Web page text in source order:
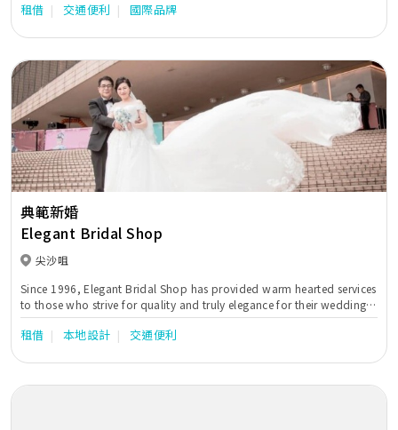
租借 交通便利 國際品牌
典範新婚
Elegant Bridal Shop
尖沙咀
Since 1996, Elegant Bridal Shop has provided warm hearted services
to those who strive for quality and truly elegance for their wedding
and events.
租借 本地設計 交通便利